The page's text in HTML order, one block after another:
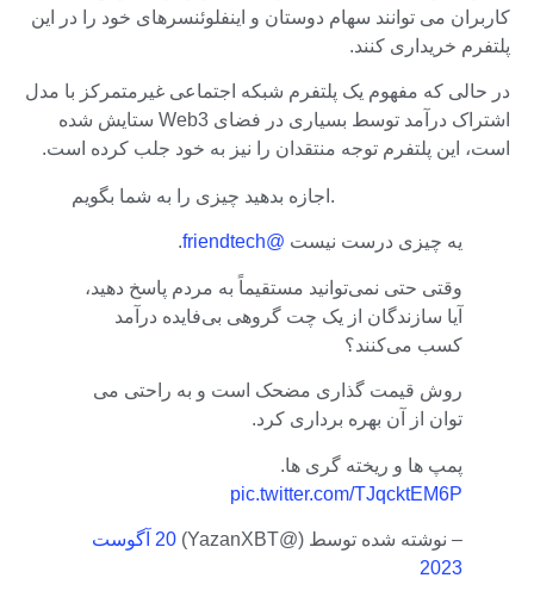
کاربران می توانند سهام دوستان و اینفلوئنسرهای خود را در این
پلتفرم خریداری کنند.
در حالی که مفهوم یک پلتفرم شبکه اجتماعی غیرمتمرکز با مدل
اشتراک درآمد توسط بسیاری در فضای Web3 ستایش شده
است، این پلتفرم توجه منتقدان را نیز به خود جلب کرده است.
اجازه بدهید چیزی را به شما بگویم.
یه چیزی درست نیست @friendtech
.
وقتی حتی نمی‌توانید مستقیماً به مردم پاسخ دهید،
آیا سازندگان از یک چت گروهی بی‌فایده درآمد
کسب می‌کنند؟
روش قیمت گذاری مضحک است و به راحتی می
توان از آن بهره برداری کرد.
پمپ ها و ریخته گری ها.
pic.twitter.com/TJqcktEM6P
– نوشته شده توسط (@YazanXBT)
20 آگوست
2023